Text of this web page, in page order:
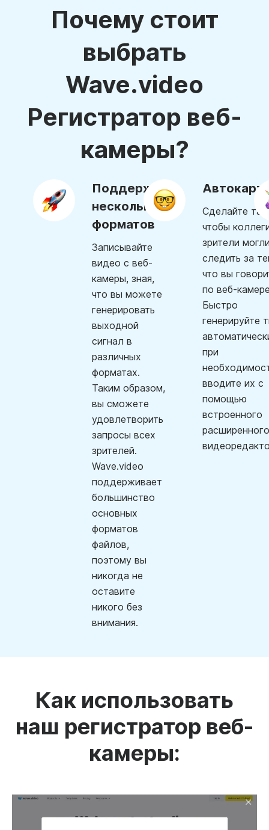
Почему стоит
выбрать
Wave.video
Регистратор веб-
камеры?
Поддержка
нескольких
форматов
Записывайте
видео с веб-
камеры, зная,
что вы можете
генерировать
выходной
сигнал в
различных
форматах.
Таким образом,
вы сможете
удовлетворить
запросы всех
зрителей.
Wave.video
поддерживает
большинство
основных
форматов
файлов,
поэтому вы
никогда не
оставите
никого без
внимания.
Сделайте так,
чтобы
зрители
следить за
что вы
по веб-
Быстро
генерируйте
при
вводите их с
помощью
встроенного
расширенного
Как использовать
наш регистратор веб-
камеры: